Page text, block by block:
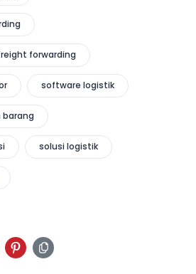
forwarding
software logistik
solusi logistik